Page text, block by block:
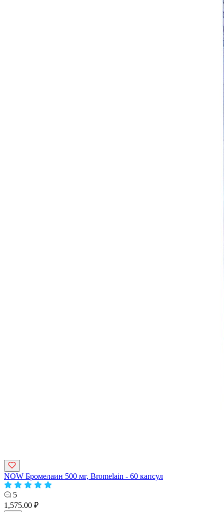
NOW Бромелаин 500 мг, Bromelain - 60 капсул
5
1,575.00 ₽